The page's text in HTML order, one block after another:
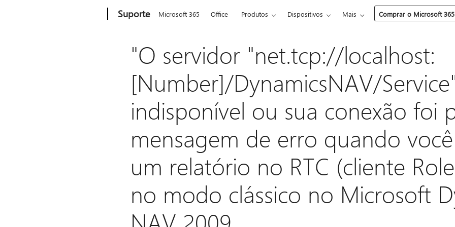
Suporte Microsoft 365 Office Produtos Dispositivos Mais Comprar o Microsoft 365
"O servidor "net.tcp://localhost:
[Number]/DynamicsNAV/
indisponível ou sua conexão foi
mensagem de erro quando
um relatório no RTC (cliente
no modo clássico no Microsoft